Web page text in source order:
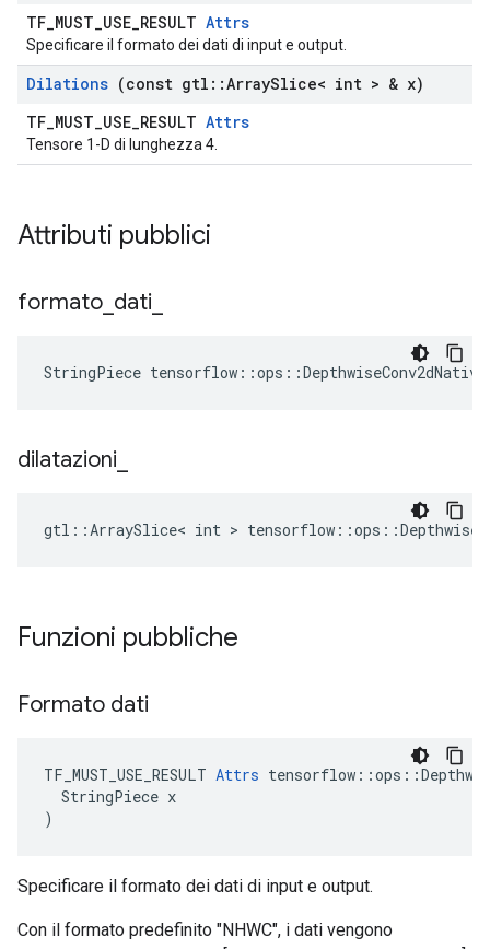
TF_MUST_USE_RESULT Attrs
Specificare il formato dei dati di input e output.
Dilations (const gtl ::ArraySlice< int > & x)
TF_MUST_USE_RESULT Attrs
Tensore 1-D di lunghezza 4.
Attributi pubblici
formato dati
StringPiece
dilatazioni
gtl::ArraySlice< int >
Funzioni pubbliche
Formato dati
TF_MUST_USE_RESULT Attrs
  StringPiece x
)
Specificare il formato dei dati di input e output.
Con il formato predefinito "NHWC", i dati vengono